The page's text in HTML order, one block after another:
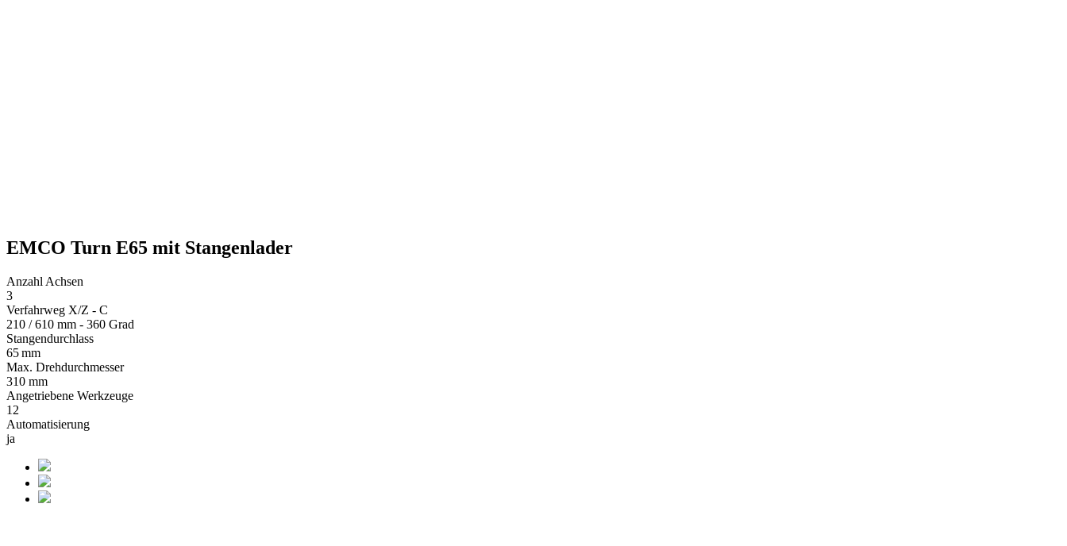
EMCO Turn E65 mit Stangenlader
Anzahl Achsen
3
Verfahrweg X/Z - C
210 / 610 mm - 360 Grad
Stangendurchlass
65 mm
Max. Drehdurchmesser
310 mm
Angetriebene Werkzeuge
12
Automatisierung
ja